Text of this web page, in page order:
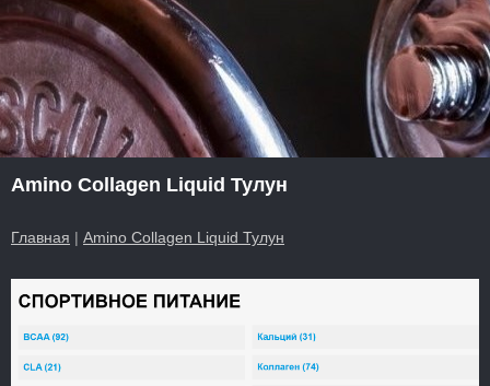
Amino Collagen Liquid Тулун
Главная | Amino Collagen Liquid Тулун